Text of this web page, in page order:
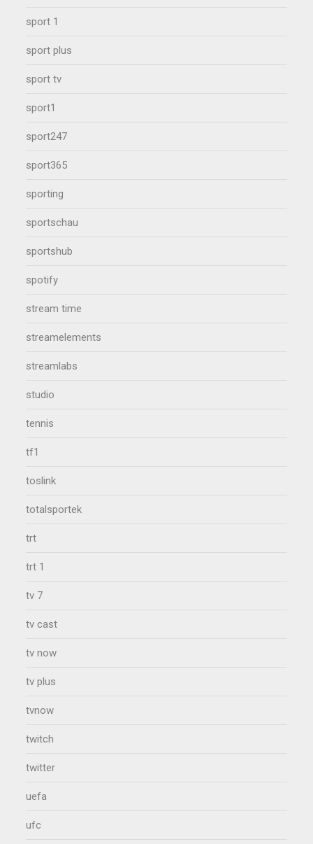
sport 1
sport plus
sport tv
sport1
sport247
sport365
sporting
sportschau
sportshub
spotify
stream time
streamelements
streamlabs
studio
tennis
tf1
toslink
totalsportek
trt
trt 1
tv 7
tv cast
tv now
tv plus
tvnow
twitch
twitter
uefa
ufc